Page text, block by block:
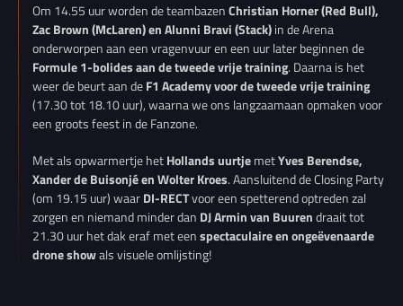
Om 14.55 uur worden de teambazenChristian Horner (Red Bull),
Zac Brown (McLaren) en Alunni Bravi (Stack)in de Arena
onderworpen aan een vragenvuur en een uur later beginnen de
Formule 1-bolides aan de tweede vrije training. Daarna is het
weer de beurt aan deF1 Academy voor de tweede vrije training
(17.30 tot 18.10 uur), waarna we ons langzaamaan opmaken voor
een groots feest in de Fanzone.
Met als opwarmertje hetHollands uurtjemetYves Berendse,
Xander de Buisonjé en Wolter Kroes. Aansluitend de Closing Party
(om 19.15 uur) waarDI-RECTvoor een spetterend optreden zal
zorgen en niemand minder dan DJ Armin van Buurendraait tot
21.30 uur het dak eraf met eenspectaculaire en ongeëvenaarde
drone showals visuele omlijsting!